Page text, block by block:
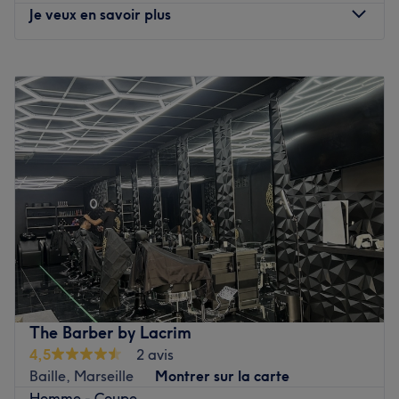
Je veux en savoir plus
Mardi
10:00–18:00
Mercredi
10:00–18:00
Jeudi
10:00–
Vendredi
10:00
10:00
18:00
Dimanche
Fermé
Situé dans le 1e arrondissement de Marseille,
Douxnailsbb est un bar à ongles à l'ambiance conviviale
et décontractée. Lucie, professionnelle ongulaire et
passionnée, vous accueille avec le sourire. Elle vous
proposera une large gamme de prestations pour la mise
en beauté de vos ongles. Des poses de vernis, des
beautés des mains et des pieds, des rallongements ou
nail art, rien n'est oublié pour prendre soin de vous !
The Barber by Lacrim
4,5
2 avis
Baille, Marseille
Montrer sur la carte